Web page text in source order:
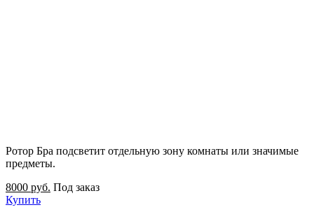
Ротор Бра подсветит отдельную зону комнаты или значимые
предметы.
8000 руб. Под заказ
Купить